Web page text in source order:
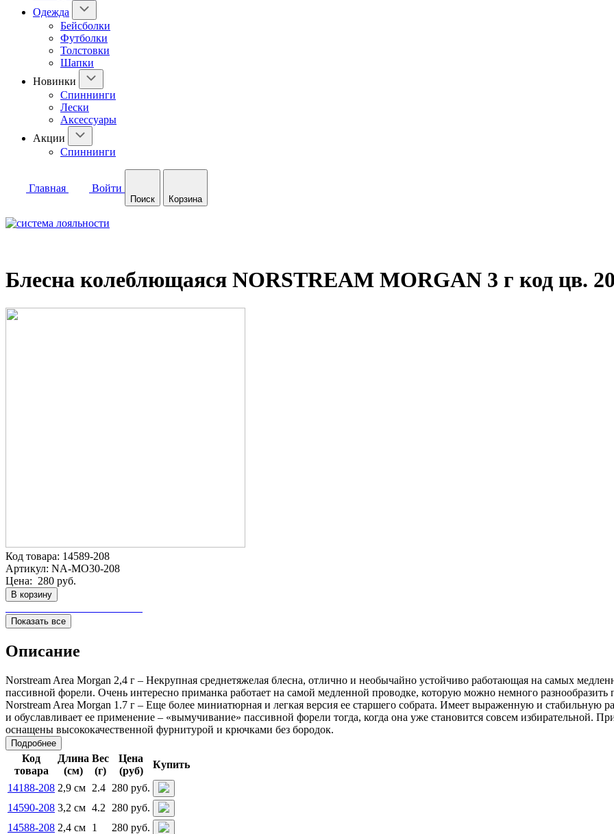
Одежда
Бейсболки
Футболки
Толстовки
Шапки
Новинки
Спиннинги
Лески
Аксессуары
Акции
Спиннинги
Главная Войти
Поиск Корзина
Блесна колеблющаяся NORSTREAM MORGAN 3 г код цв.
Код товара: 14589-208
Артикул: NA-MO30-208
Цена: 280 руб.
В корзину
Показать все
Описание
Norstream Area Morgan 2,4 г – Некрупная среднетяжелая блесна, отлично и необычайно устойчиво работающая на самых
пассивной форели. Очень интересно приманка работает на самой медленной проводке, которую можно немного
Norstream Area Morgan 1.7 г – Еще более миниатюрная и легкая версия ее старшего собрата. Имеет выраженную и стабильную
и обуславливает ее применение – «вымучивание» пассивной форели тогда, когда она уже становится совсем избирательной.
оснащены высококачественной фурнитурой и крючками без бородок.
Подробнее
Код
товара
Длина
(см)
Вес
(г)
Цена
(руб)
Купить
14188-208 2,9 см 2.4 280 руб.
14590-208 3,2 см 4.2
280 руб.
14588-208 2,4 см 1
280 руб.